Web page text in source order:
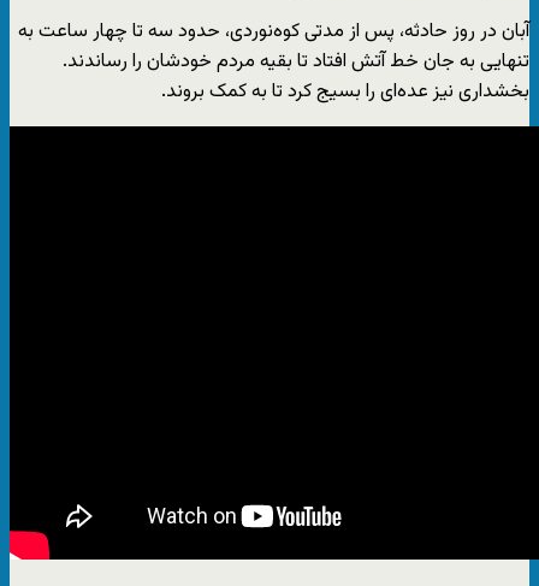
آبان در روز حادثه، پس از مدتی کوه‌نوردی، حدود سه تا چهار ساعت به
تنهایی به جان خط آتش افتاد تا بقیه مردم خودشان را رساندند.
بخشداری نیز عده‌ای را بسیج کرد تا به کمک بروند.